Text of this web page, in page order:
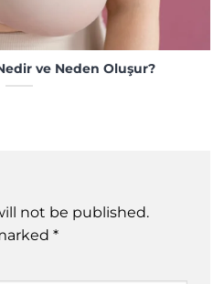
ve Neden Oluşur?
not be published.
*